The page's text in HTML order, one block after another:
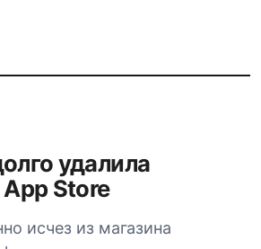
удалила
Store
исчез из магазина